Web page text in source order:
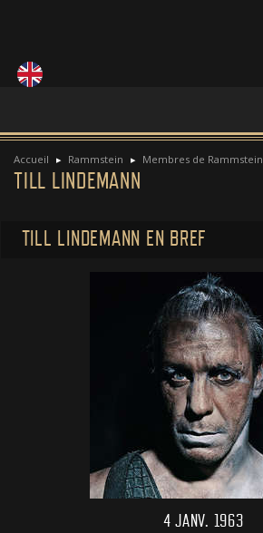
Accueil Rammstein Membres de Rammstein
TILL LINDEMANN
TILL LINDEMANN EN BREF
4 JANV. 1963